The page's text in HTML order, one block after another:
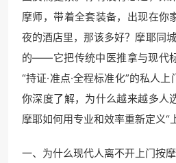
摩师，带着全套装备，出现在你
夜的酒店里，那该多好？摩耶同城
的——它把传统中医推拿与现代
“持证·准点·全程标准化”的私人
你深度了解，为什么越来越多人
摩耶如何用专业和效率重新定义“
一、为什么现代人离不开上门按